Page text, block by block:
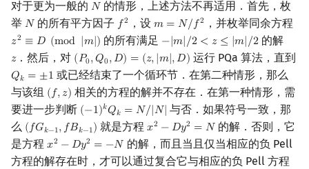
对于更为一般的 𝑁
N 的情形，上述方法不再适用．首先，枚
举 𝑁
N 的所有平方因子 𝑓2
f2 ，设 𝑚 = 𝑁/𝑓2
m=N /f2 ，并枚举同余方程
𝑧2 ≡ 𝐷 (mod |𝑚|)
z2 ≡D (mod|m| 的所有满足 −|𝑚|/2 < 𝑧 ≤ |𝑚|/2
−| m| /2<z≤ |m| 2 的解
𝑧
z．然后，对 (𝑃0,𝑄0,𝐷) = (𝑧,|𝑚|,𝐷)
(P0,Q0,D)=( z,| m| D) 运行 PQa 算法，直到
𝑄𝑘 = ±1
Qk =±1
或已经结束了一个循环节．在第二种情形，那么
与该组 (𝑓,𝑧)
(f,z)
相关的方程的解并不存在．在第一种情形，需
要进一步判断 (−1)𝑘𝑄𝑘 = 𝑁/|𝑁|
(−1)kQk= N/ |N|
与否．如果符号一致，那
么 (𝑓𝐺𝑘−1,𝑓𝐵𝑘−1)
(fGk−1,fBk−1) 就是方程𝑥2 −𝐷𝑦2 = 𝑁
x2 −D y2=N
的解．否则，它
是方程 𝑥2 −𝐷𝑦2 = −𝑁
x2 −D y2=− N
的解，而且当且仅当相应的负 Pell
方程的解存在时，才可以通过复合它与相应的负 Pell 方程